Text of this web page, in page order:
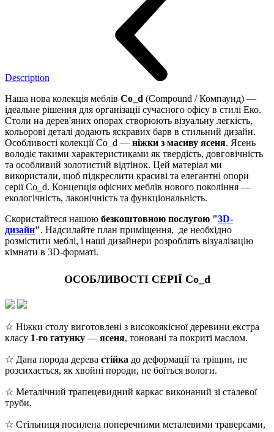
Description
Наша нова колекція меблів Co_d (Compound / Компаунд) —
ідеальне рішення для організації сучасного офісу в стилі Еко.
Столи на дерев'яних опорах створюють візуальну легкість,
кольорові деталі додають яскравих барв в стильний дизайн.
Особливості колекції Co_d — ніжки з масиву ясеня. Ясень
володіє такими характеристиками як твердість, довговічність
та особливий золотистий відтінок. Цей матеріал ми
використали, щоб підкреслити красиві та елегантні опори
серії Co_d. Концепція офісних меблів нового покоління —
екологічність, лаконічність та функціональність.
Скористайтеся нашою безкоштовною послугою "3D-
дизайн". Надсилайте план приміщення, де необхідно
розмістити меблі, і наші дизайнери розроблять візуалізацію
кімнати в 3D-форматі.
ОСОБЛИВОСТІ СЕРІЇ Co_d
☆ Ніжки столу виготовлені з високоякісної деревини екстра
класу 1-го гатунку — ясеня, тоновані та покриті маслом.
☆ Дана порода дерева стійка до деформації та тріщин, не
розсихається, як хвойні породи, не боїться вологи.
☆ Металічний трапецевидний каркас виконаний зі сталевої
труби.
☆ Стільниця посилена поперечними металевими траверсами,